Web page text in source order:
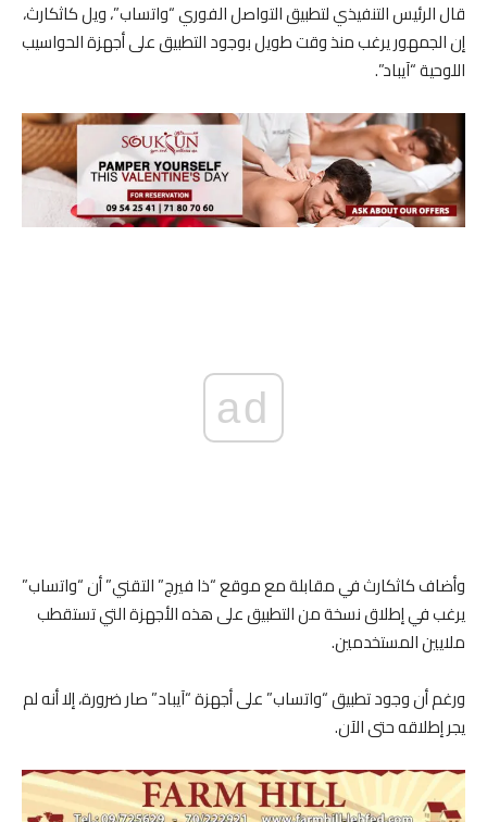
قال الرئيس التنفيذي لتطبيق التواصل الفوري “واتساب”، ويل كاثكارث،
إن الجمهور يرغب منذ وقت طويل بوجود التطبيق على أجهزة الحواسيب
اللوحية “آيباد”.
ad
وأضاف كاثكارث في مقابلة مع موقع “ذا فيرج” التقني” أن “واتساب”
يرغب في إطلاق نسخة من التطبيق على هذه الأجهزة التي تستقطب
ملايين المستخدمين.
ورغم أن وجود تطبيق “واتساب” على أجهزة “آيباد” صار ضرورة، إلا أنه لم
يجر إطلاقه حتى الآن.